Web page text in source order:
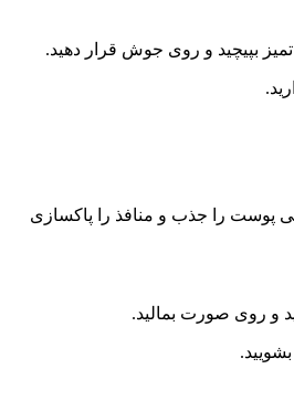
بپیچید و روی جوش قرار دهید.
پوست را جذب و منافذ را پاکسازی
و روی صورت بمالید.